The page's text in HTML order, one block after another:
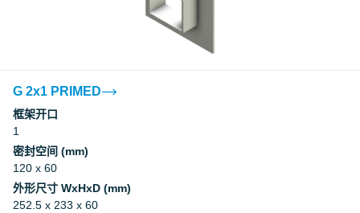
CCS
DNV
G 2x1 PRIMED
框架开口
1
密封空间 (mm)
120 x 60
外形尺寸 WxHxD (mm)
252.5 x 233 x 60